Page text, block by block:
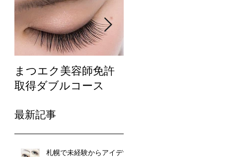
まつエク美容師免許
取得ダブルコース
最新記事
札幌で未経験からアイデザ